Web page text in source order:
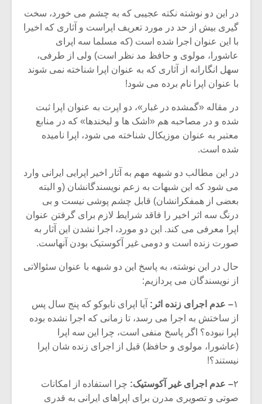
در این دو نوشته نکته عجیبی که به چشم می خورد، سخت
گیری بیش از حد در مورد تعریف اپراست و آثاری که اخیرا
با این عنوان اجرا شده است (که مسلما سه اپرای
عاشورا، مولوی و حافظ مد نظر است) ولی از طرفی،
سهل انگارانه از آثاری که به عنوان اپرا شناخته نمی شوند
با عنوان اپرا نام برده می شود!
در مقاله «گمشده در غبار»، دو اپرت به عنوان اپرا ثبت
شده و در مصاحبه هم «اشک ها و لبخندها» که در منابع
معتبر به عنوان موزیکال شناخته می شود، اپرا نامیده
شده است.
در این مطالب دو شبهه مهم به آثار اخیر اپرایی ایرانی وارد
می شود که این شبهات به زعم نویسندگانشان (و البته
بعضی از همفکرانشان) قابل چشم پوشی نیست و بی
درنگ سه اثر اخیر را فاقد شرایط لازم برای گرفتن عنوان
اپرا معرفی می کند. این دو مورد، اجرا نشدن این آثار به
صورت زنده است و دومی غیر آکوستیک بودن آنهاست.
حال در این نوشته، به پاسخ این دو شبهه با عنوان سئوالاتی
از نویسندگان می پردازیم:
۱– عدم اجرای زنده اثر: آیا اپرای نابوکو که پنج سال پس
از ساختش به اجرا می رسد، تا زمانی که اجرا نشده بوده
اپرا نبوده؟ اگر پاسخ منفی است، چرا این سه اپرا
(عاشورا، مولوی و حافظ) قبل از اجرای زنده شان اپرا
نیستند؟!
۲– عدم اجرای غیر آکوستیک: چرا استفاده از امکانات
صوتی و تصویری مدرن برای اپراهای ایرانی به قدری
میکلوش روژا
یادداشتی بر موسیقی
متن فیلم «متری
اگر نمی توانی
مشهورترین باشی،
موریس ژار
دوره
سکانسی